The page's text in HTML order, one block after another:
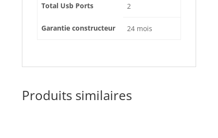
Total Usb Ports ‎2
Garantie constructeur ‎24 mois
Produits similaires